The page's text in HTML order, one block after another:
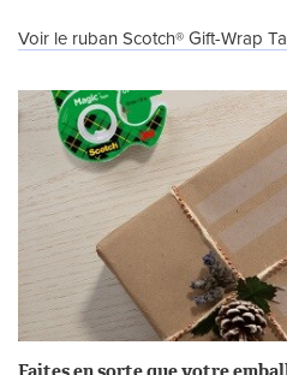
Voir le ruban Scotch® Gift-Wrap